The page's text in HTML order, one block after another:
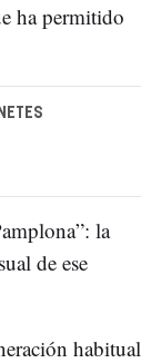
ha permitido
la
de ese
habitual